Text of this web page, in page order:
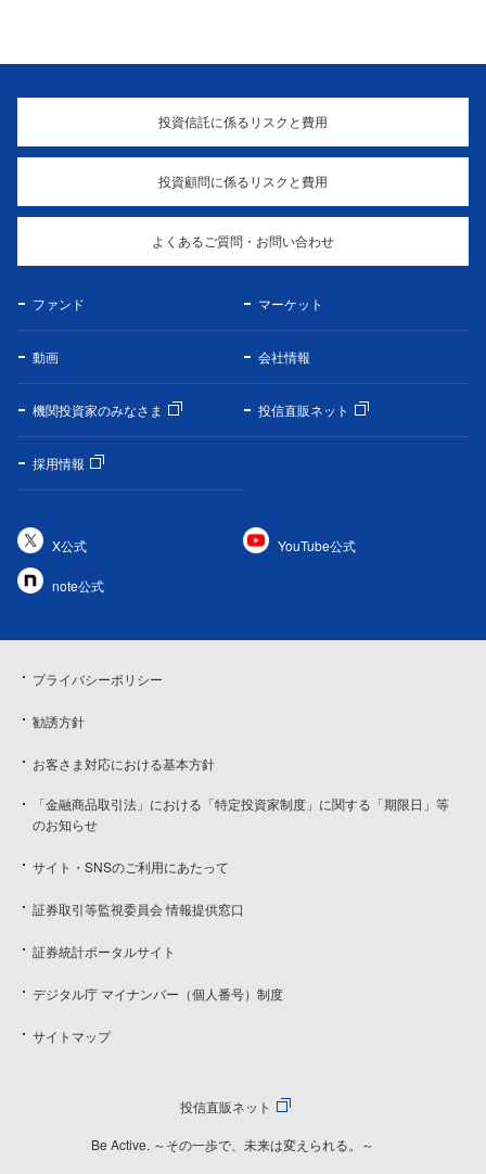
投資信託に係るリスクと費用
投資顧問に係るリスクと費用
よくあるご質問・お問い合わせ
ファンド マーケット
動画 会社情報
機関投資家のみなさま 投信直販ネット
採用情報
X公式 YouTube公式
note公式
プライバシーポリシー
勧誘方針
お客さま対応における基本方針
「金融商品取引法」における「特定投資家制度」に関する「期限日」等
のお知らせ
サイト・SNSのご利用にあたって
証券取引等監視委員会 情報提供窓口
証券統計ポータルサイト
デジタル庁 マイナンバー（個人番号）制度
サイトマップ
投信直販ネット
Be Active. ～その一歩で、未来は変えられる。～